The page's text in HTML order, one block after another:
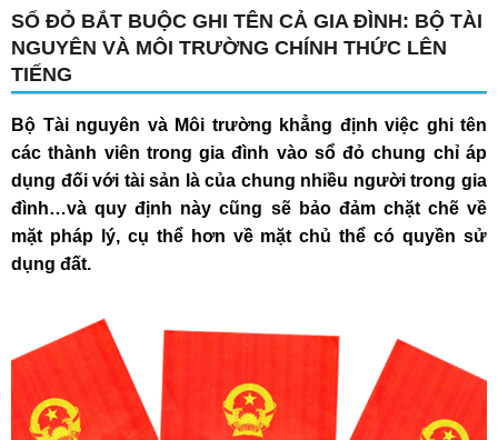
SỔ ĐỎ BẮT BUỘC GHI TÊN CẢ GIA ĐÌNH: BỘ TÀI
NGUYÊN VÀ MÔI TRƯỜNG CHÍNH THỨC LÊN
TIẾNG
Bộ Tài nguyên và Môi trường khẳng định việc ghi tên
các thành viên trong gia đình vào sổ đỏ chung chỉ áp
dụng đối với tài sản là của chung nhiều người trong gia
đình…và quy định này cũng sẽ bảo đảm chặt chẽ về
mặt pháp lý, cụ thể hơn về mặt chủ thể có quyền sử
dụng đất.